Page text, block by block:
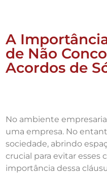
A
de Não
Acordos de
No ambiente
uma empresa. No
sociedade, abrindo
crucial para evitar esses
importância dessa